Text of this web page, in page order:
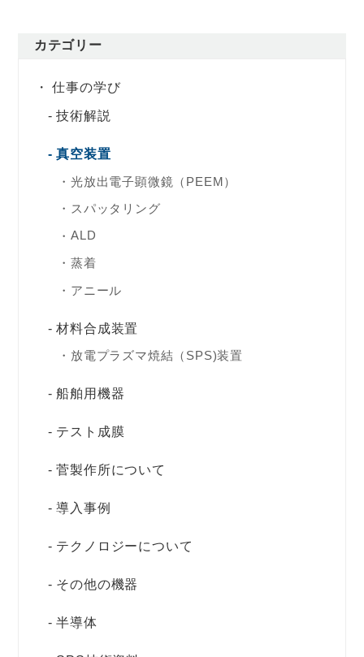
カテゴリー
仕事の学び
技術解説
真空装置
光放出電子顕微鏡（PEEM）
スパッタリング
ALD
蒸着
アニール
材料合成装置
放電プラズマ焼結（SPS)装置
船舶用機器
テスト成膜
菅製作所について
導入事例
テクノロジーについて
その他の機器
半導体